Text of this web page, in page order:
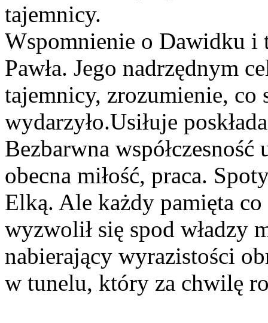
tajemnicy.
Wspomnienie o Dawidku i
Pawła. Jego nadrzędnym
tajemnicy, zrozumienie, co
wydarzyło.Usiłuje
Bezbarwna
obecna miłość, praca.
Elką. Ale każdy pamięta
wyzwolił się spod władzy
nabierający wyrazistości
w tunelu, który za chwilę